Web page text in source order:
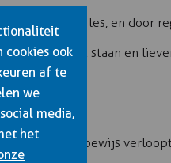
buiten de les, en door
tijdsdruk staan en
omdat je rijbewijs
cookies ook
af te
we
media,
het